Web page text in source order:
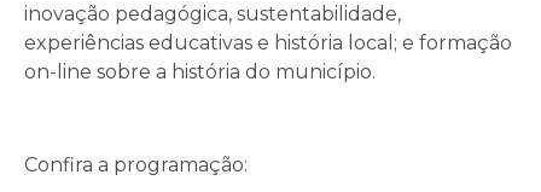
inovação pedagógica, sustentabilidade,
experiências educativas e história local; e formação
on-line sobre a história do município.
Confira a programação: